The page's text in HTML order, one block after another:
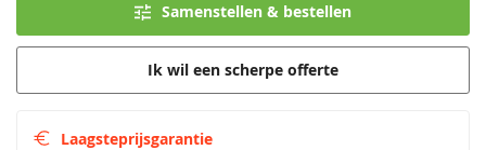
Laagsteprijsgarantie
Samenstellen & bestellen
Ik wil een scherpe offerte